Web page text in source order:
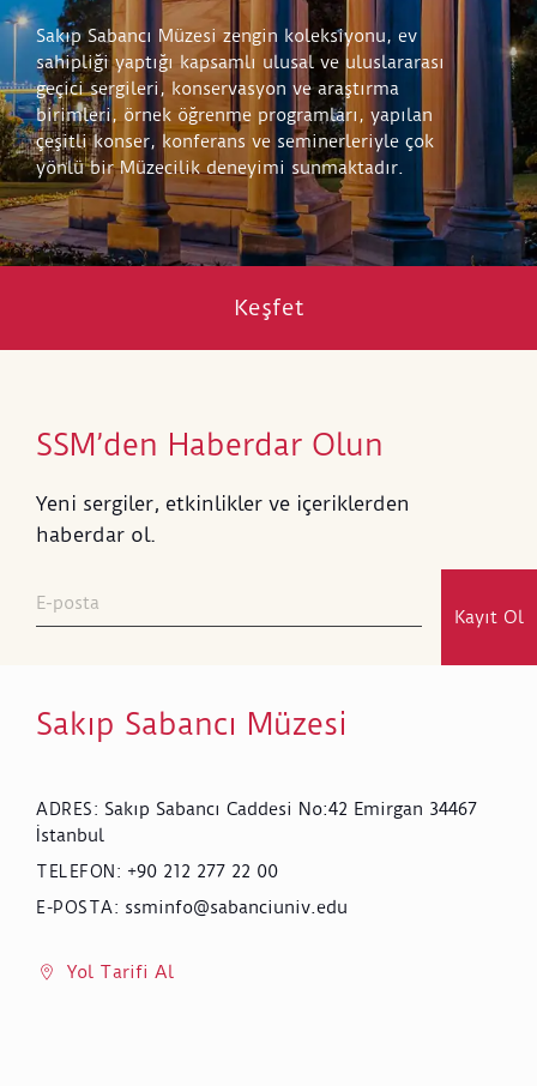
Sakıp Sabancı Müzesi zengin koleksiyonu, ev
sahipliği yaptığı kapsamlı ulusal ve uluslararası
geçici sergileri, konservasyon ve araştırma
birimleri, örnek öğrenme programları, yapılan
çeşitli konser, konferans ve seminerleriyle çok
yönlü bir Müzecilik deneyimi sunmaktadır.
Keşfet
SSM’den Haberdar Olun
Yeni sergiler, etkinlikler ve içeriklerden
haberdar ol.
Kayıt Ol
Sakıp Sabancı Müzesi
ADRES: Sakıp Sabancı Caddesi No:42 Emirgan 34467
İstanbul
TELEFON : +90 212 277 22 00
E-POSTA: ssminfo@sabanciuniv.edu
Yol Tarifi Al